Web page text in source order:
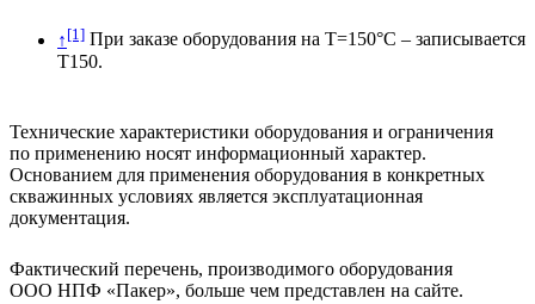
↑ [1] При заказе оборудования на Т=150°С – записывается
Т150.
Технические характеристики оборудования и ограничения
по применению носят информационный характер.
Основанием для применения оборудования в конкретных
скважинных условиях является эксплуатационная
документация.
Фактический перечень, производимого оборудования
ООО НПФ «Пакер», больше чем представлен на сайте.